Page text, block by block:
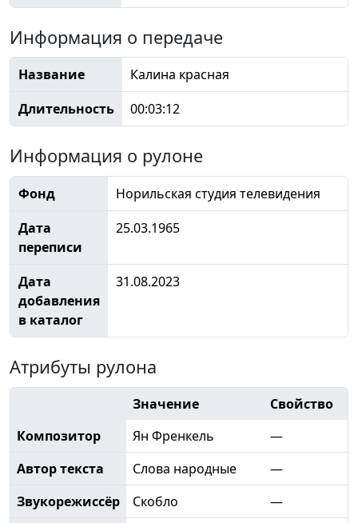
Информация о передаче
Название
Калина красная
Длительность
00:03:12
Информация о рулоне
Фонд
Норильская студия телевидения
Дата
переписи
25.03.1965
Дата
добавления
в каталог
31.08.2023
Атрибуты рулона
Значение
Свойство
Композитор
Ян Френкель
—
Автор текста
Слова народные
—
Звукорежиссёр
Скобло
—